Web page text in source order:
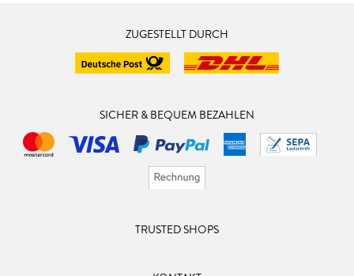
ZUGESTELLT DURCH
SICHER & BEQUEM BEZAHLEN
TRUSTED SHOPS